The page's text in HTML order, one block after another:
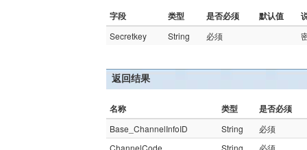
字段 类型 是否必须 默认值
Secretkey String 必须
返回结果
名称 类型 是否必须
Base_ChannelInfoID String
必须
ChannelCode
String
必须